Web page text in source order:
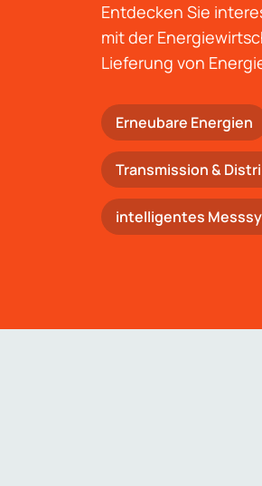
Entdecken Sie
mit der
Lieferung von
Erneubare Energien
Trans­mis­si­on &
intelligentes